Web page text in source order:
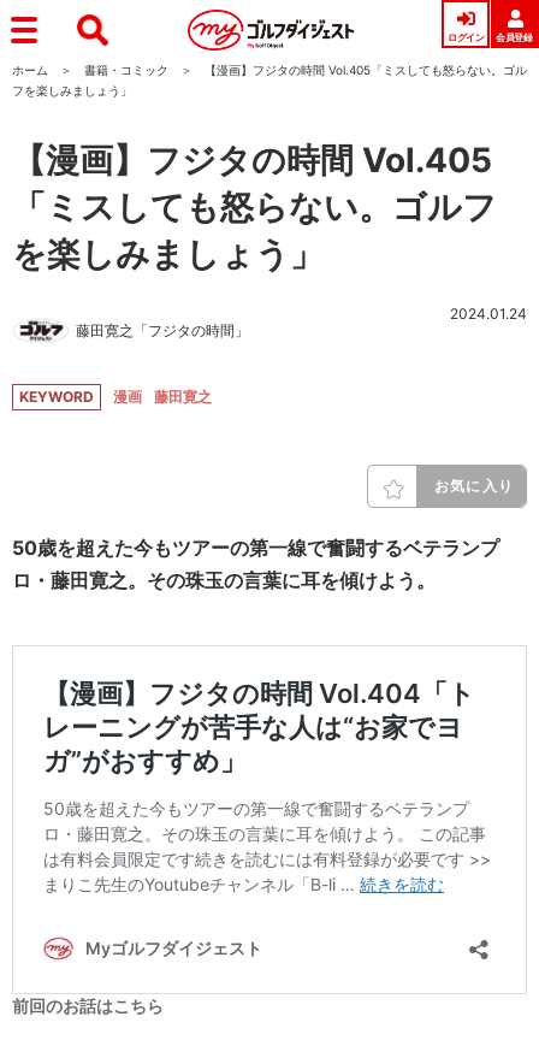
ログイン 会員登録
ホーム 書籍・コミック
【漫画】フジタの時間 Vol.405「ミスしても怒らない。ゴル
フを楽しみましょう」
【漫画】フジタの時間 Vol.405
「ミスしても怒らない。ゴルフ
を楽しみましょう」
藤田寛之「フジタの時間」
2024.01.24
KEYWORD 漫画 藤田寛之
お気に入り
50歳を超えた今もツアーの第一線で奮闘するベテランプ
ロ・藤田寛之。その珠玉の言葉に耳を傾けよう。
前回のお話はこちら